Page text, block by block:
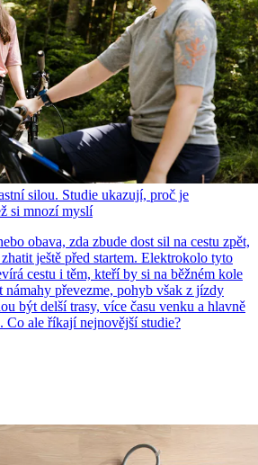
silou. Studie ukazují, proč je
si mnozí myslí
obava, zda zbude dost sil na cestu zpět,
ještě před startem. Elektrokolo tyto
cestu i těm, kteří by si na běžném kole
námahy převezme, pohyb však z jízdy
být delší trasy, více času venku a hlavně
ale říkají nejnovější studie?